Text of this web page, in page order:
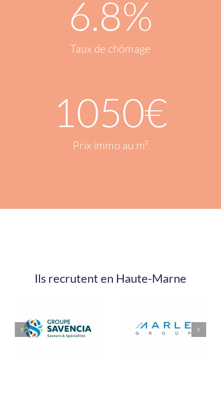
6.8%
Taux de chômage
1050€
Prix immo au m²
Ils recrutent en Haute-Marne